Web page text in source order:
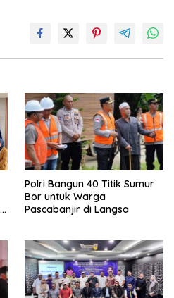
Polri Bangun 40 Titik Sumur
Bor untuk Warga
Pascabanjir di Langsa